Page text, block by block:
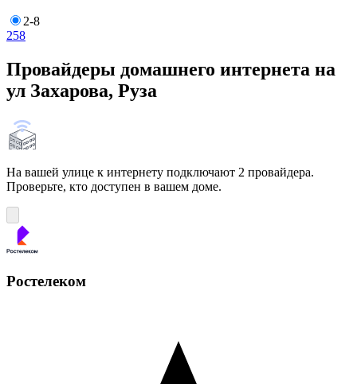
2-8
258
Провайдеры домашнего интернета на
ул Захарова, Руза
На вашей улице к интернету подключают 2 провайдера.
Проверьте, кто доступен в вашем доме.
Ростелеком